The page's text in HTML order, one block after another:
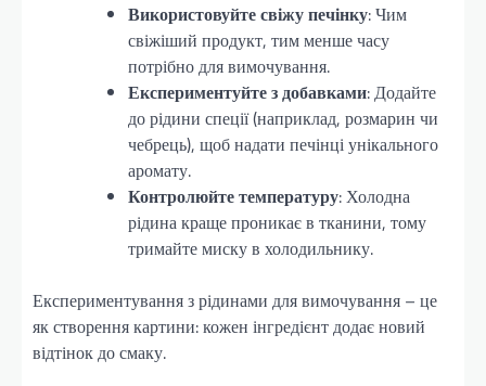
Використовуйте свіжу печінку: Чим
свіжіший продукт, тим менше часу
потрібно для вимочування.
Експериментуйте з добавками: Додайте
до рідини спеції (наприклад, розмарин чи
чебрець), щоб надати печінці унікального
аромату.
Контролюйте температуру: Холодна
рідина краще проникає в тканини, тому
тримайте миску в холодильнику.
Експериментування з рідинами для вимочування – це
як створення картини: кожен інгредієнт додає новий
відтінок до смаку.